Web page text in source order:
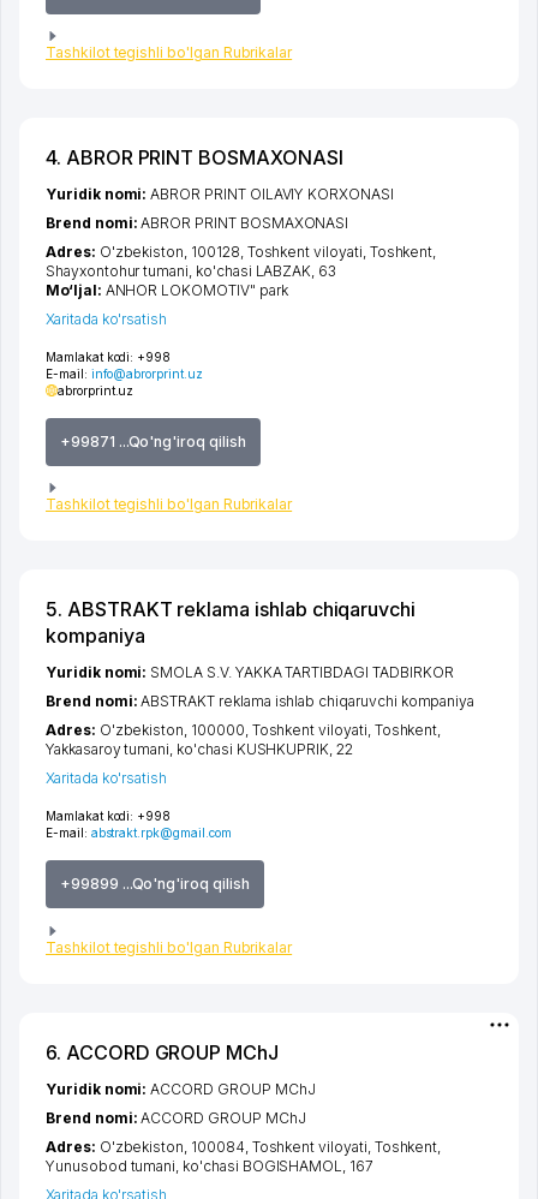
Tashkilot tegishli bo'lgan Rubrikalar
4. ABROR PRINT BOSMAXONASI
Mamlakat kodi: +998
E-mail: info@abrorprint.uz
abrorprint.uz
+99871 ...Qo'ng'iroq qilish
Tashkilot tegishli bo'lgan Rubrikalar
Yuridik nomi:ABROR PRINT OILAVIY KORXONASI
Brend nomi:ABROR PRINT BOSMAXONASI
Adres: O'zbekiston, 100128, Toshkent viloyati, Toshkent,
Shayxontohur tumani, ko'chasi LABZAK, 63
Mo‘ljal: ANHOR LOKOMOTIV" park
Xaritada ko'rsatish
5. ABSTRAKT reklama ishlab chiqaruvchi
kompaniya
Mamlakat kodi: +998
E-mail: abstrakt.rpk@gmail.com
+99899 ...Qo'ng'iroq qilish
Tashkilot tegishli bo'lgan Rubrikalar
Yuridik nomi: SMOLA S.V. YAKKA TARTIBDAGI TADBIRKOR
Brend nomi:ABSTRAKT reklama ishlab chiqaruvchi kompaniya
Adres: O'zbekiston, 100000, Toshkent viloyati, Toshkent,
Yakkasaroy tumani, ko'chasi KUSHKUPRIK, 22
Xaritada ko'rsatish
6. ACCORD GROUP MChJ
Yuridik nomi:ACCORD GROUP MChJ
Brend nomi:ACCORD GROUP MChJ
Adres: O'zbekiston, 100084, Toshkent viloyati Toshkent
Yunusobod tumani ko'chasi BOGISHAMOL
, 167
Xaritada ko'rsatish